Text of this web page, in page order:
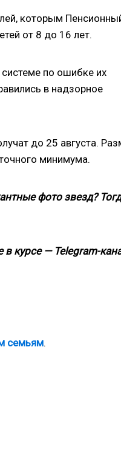
которым
от 8 до 16 лет.
по ошибке их
в надзорное
до 25 августа.
минимума.
фото звезд?
в курсе — Telegram-
семьям.